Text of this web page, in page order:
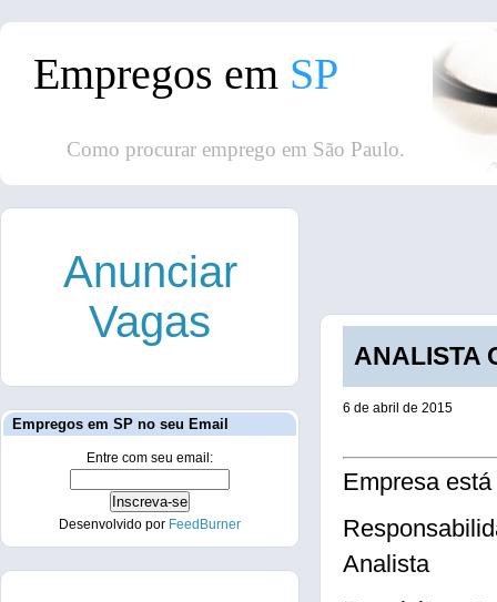
Empregos em SP
Como procurar emprego em São Paulo.
ANALISTA
6 de abril de 2015
Empresa
Analista
Anunciar
Vagas
Empregos em SP no seu Email
Entre com seu email:
Desenvolvido por FeedBurner